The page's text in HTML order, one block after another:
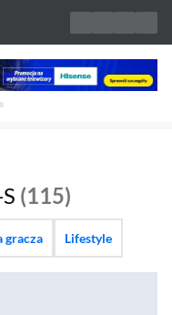
z banerami, aktualny element 1 z
(115)
gracza Lifestyle